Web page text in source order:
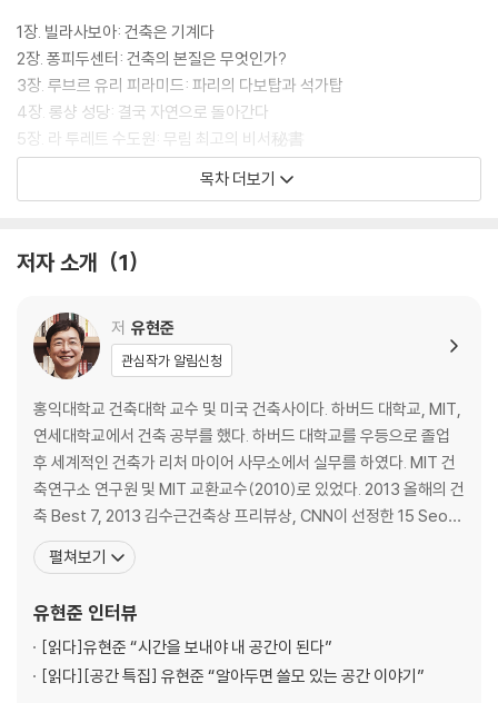
1장. 빌라사보아: 건축은 기계다
2장. 퐁피두센터: 건축의 본질은 무엇인가?
3장. 루브르 유리 피라미드: 파리의 다보탑과 석가탑
4장. 롱샹 성당: 결국 자연으로 돌아간다
5장. 라 투레트 수도원: 무림 최고의 비서秘書
6장. 피르미니 성당: 성당 진화의 끝판왕
7장. 유니테 다비타시옹: 건물 안에 도시를 만들겠다는 야심
10장. 발스 스파: 땅속에 숨겨진 신전 같은 목욕탕
12장. 빌바오 구겐하임 미술관: 물고기를 좇은 건축가의 꿈
2. 북아메리카
13장. 바이네케 고문서 도서관: 빛이 투과되는 돌
14장. 뉴욕 구겐하임 미술관: 미술관이 방일 필요는 없다
15장. 시티그룹 센터: 좋은 디자인은 문제 해결의 답이다
16장. 허스트 타워: 무엇을 보존할 것인가?
17장. 낙수장: 건축이 자연이 될 수는 없을까?
18장. 베트남전쟁재향군인기념관: 공간으로 만든 한 편의 영화
20장. 킴벨 미술관: 침묵과 빛 사이에 위치한 건축
21장. 소크 생물학 연구소: 채움보다 더 위대한 비움
22장. 도미누스 와이너리: 아름다움은 무엇인가?
목차 더보기
저자 소개 1
저 유현준
관심작가 알림신청
홍익대학교 건축대학 교수 및 미국 건축사이다. 하버드 대학교, MIT,
연세대학교에서 건축 공부를 했다. 하버드 대학교를 우등으로 졸업
후 세계적인 건축가 리처 마이어 사무소에서 실무를 하였다. MIT 건
축연구소 연구원 및 MIT 교환교수(2010)로 있었다. 2013 올해의 건
축 Best 7, 2013 김수근건축상 프리뷰상, CNN이 선정한 15 Seou
l’s Architectural Wonders, 2010 건축문화공간대상 대통령상, 2
009 젊은 건축가상 등을 수상했으며, 국제 현상 설계에서 다섯 차례
2
펼쳐보기
유현준 인터뷰
[읽다]유현준 “시간을 보내야 내 공간이 된다”
[읽다][공간 특집] 유현준 “알아두면 쓸모 있는 공간 이야기”